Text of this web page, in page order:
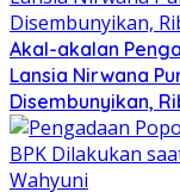
Akal-akalan
Lansia Nirwana
Disembunyikan,